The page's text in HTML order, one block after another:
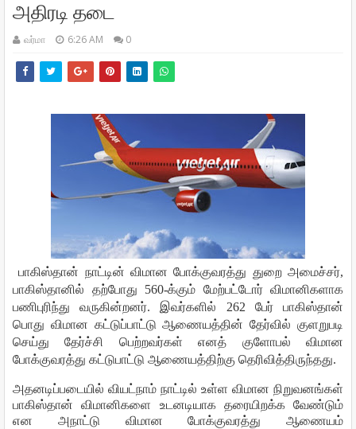
அதிரடி தடை
வர்மா 6:26 AM 0
பாகிஸ்தான் நாட்டின் விமான போக்குவரத்து துறை அமைச்சர்,
பாகிஸ்தானில்
தற்போது 560-க்கும் மேற்பட்டோர் விமானிகளாக
பணிபுரிந்து
வருகின்றனர். இவர்களில் 262 பேர்
பாகிஸ்தான்
பொது விமான கட்டுப்பாட்டு ஆணையத்தின் தேர்வில் குளறுபடி
செய்து
தேர்ச்சி பெற்றவர்கள் எனத் குளோபல்
விமான
போக்குவரத்து கட்டுபாட்டு ஆணையத்திற்கு தெரிவித்திருந்தது.
அதனடிப்படையில் வியட்நாம் நாட்டில் உள்ள விமான நிறுவனங்கள்
பாகிஸ்தான்
விமானிகளை உடனடியாக தரையிறக்க
வேண்டும்
என
அநாட்டு விமான போக்குவரத்து
ஆணையம்